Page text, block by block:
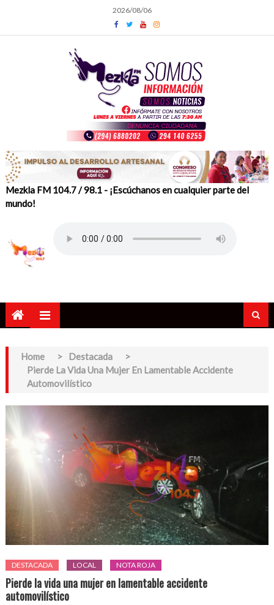
content
2026/08/06
Mezkla FM 104.7 / 98.1 - ¡Escúchanos en cualquier parte del
mundo!
Home > Destacada
>
Pierde La Vida Una Mujer En Lamentable Accidente
Automovilístico
DESTACADA LOCAL NOTA ROJA
Pierde la vida una mujer en lamentable accidente
automovilístico